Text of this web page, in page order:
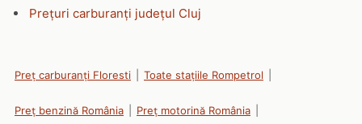
Prețuri carburanți județul Cluj
Preț carburanți Floresti Toate stațiile Rompetrol
Preț benzină România Preț motorină România